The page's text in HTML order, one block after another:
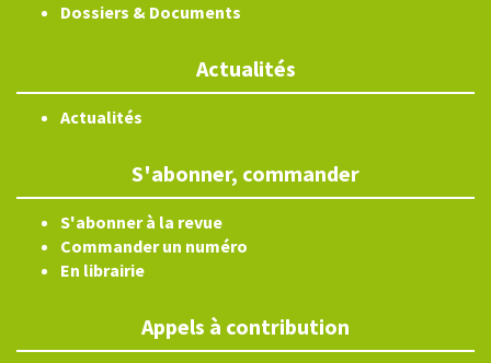
Dossiers & Documents
Actualités
Actualités
S'abonner, commander
S'abonner à la revue
Commander un numéro
En librairie
Appels à contribution